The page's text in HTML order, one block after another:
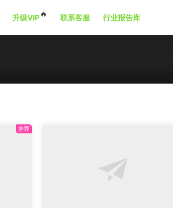
升级VIP🔥 联系客服 行业报告库